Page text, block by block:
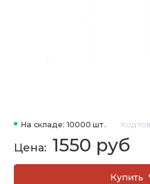
На складе: 10000 шт. Код
1550 руб
Купить